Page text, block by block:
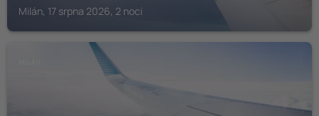
Milán, 17 srpna 2026, 2 noci